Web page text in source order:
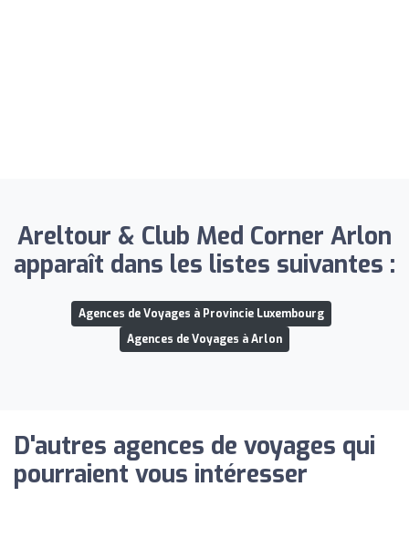
Areltour & Club Med Corner Arlon
apparaît dans les listes suivantes :
Agences de Voyages à Provincie Luxembourg
Agences de Voyages à Arlon
D'autres agences de voyages qui
pourraient vous intéresser